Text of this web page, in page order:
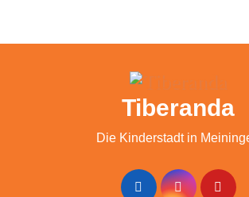
Tiberanda
Die Kinderstadt in